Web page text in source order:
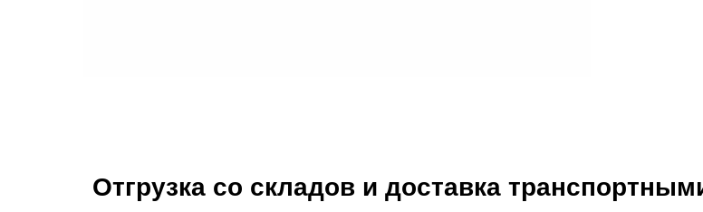
Отгрузка со складов и доставка